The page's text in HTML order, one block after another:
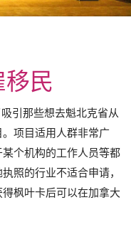
移民
引那些想去魁北克省从
项目适用人群非常广
个机构的工作人员等都
照的行业不适合申请，
枫叶卡后可以在加拿大